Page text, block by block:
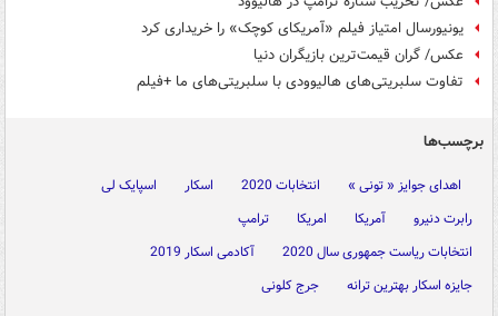
یونیورسال امتیاز فیلم «آمریکای کوچک» را خریداری کرد
عکس/ گران قیمت‌ترین بازیگران دنیا
تفاوت سلبریتی‌های هالیوودی با سلبریتی‌های ما +فیلم
برچسب‌ها
اهدای جوایز « تونی » انتخابات 2020 اسکار
اسپایک لی
رابرت دنیرو
آمریکا امریکا
ترامپ
انتخابات ریاست جمهوری سال 2020
آکادمی اسکار 2019
جایزه اسکار بهترین ترانه
جرج کلونی